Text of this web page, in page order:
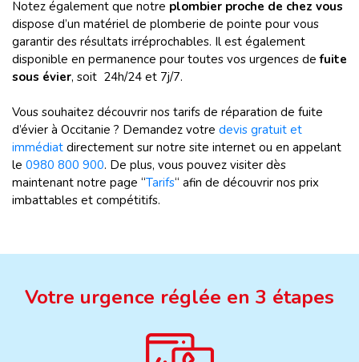
Notez également que notre plombier proche de chez vous
dispose d’un matériel de plomberie de pointe pour vous
garantir des résultats irréprochables. Il est également
disponible en permanence pour toutes vos urgences defuite
sous évier, soit 24h/24 et 7j/7.
Vous souhaitez découvrir nos tarifs de réparation de fuite
d’évier à Occitanie ? Demandez votre devis gratuit et
immédiat directement sur notre site internet ou en appelant
le 0980 800 900. De plus, vous pouvez visiter dès
maintenant notre page “Tarifs“ afin de découvrir nos prix
imbattables et compétitifs.
Votre urgence réglée en 3 étapes